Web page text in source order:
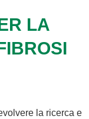
LA
la ricerca e